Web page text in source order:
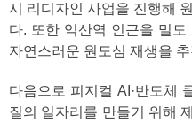
시 리디자인 사업을 진행해
다. 또한 익산역 인근을 밀
자연스러운 원도심 재생을
다음으로 피지컬 AI·반도체
질의 일자리를 만들기 위해